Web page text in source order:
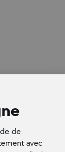
de
de
avec